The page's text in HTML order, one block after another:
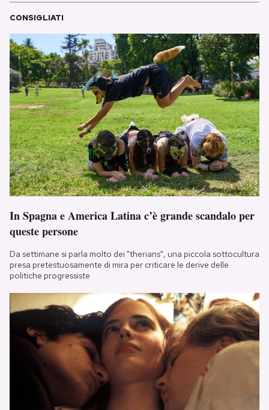
CONSIGLIATI
In Spagna e America Latina c’è grande scandalo per
queste persone
Da settimane si parla molto dei "therians", una piccola sottocultura
presa pretestuosamente di mira per criticare le derive delle
politiche progressiste